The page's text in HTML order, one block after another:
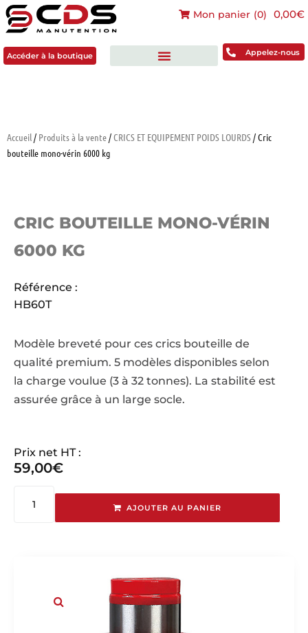
Accéder à la boutique
Mon panier (0) 0,00€
Appelez-nous
Accueil/ Produits à la vente/CRICS ET EQUIPEMENT POIDS LOURDS/ Cric
bouteille mono-vérin 6000 kg
CRIC BOUTEILLE MONO-VÉRIN
6000 KG
Référence :
HB60T
Modèle breveté pour ces crics bouteille de
qualité premium. 5 modèles disponibles selon
la charge voulue (3 à 32 tonnes). La stabilité est
assurée grâce à un large socle.
Prix net HT :
59,00€
AJOUTER AU PANIER